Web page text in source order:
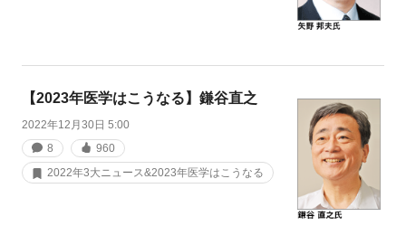
【2023年医学はこうなる】鎌谷直之
2022年12月30日 5:00
8
960
2022年3大ニュース&2023年医学はこうなる